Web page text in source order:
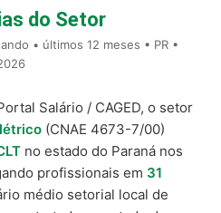
do Setor
• últimos 12 meses • PR •
Salário / CAGED, o setor
(CNAE 4673-7/00)
no estado do Paraná nos
profissionais em 31
médio setorial local de